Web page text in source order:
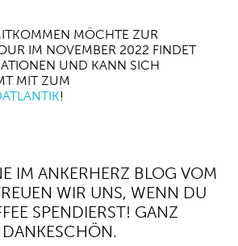
MÖCHTE ZUR
IM NOVEMBER 2022 FINDET
UND KANN SICH
MIT ZUM
!
IM ANKERHERZ BLOG VOM
WIR UNS, WENN DU
SPENDIERST! GANZ